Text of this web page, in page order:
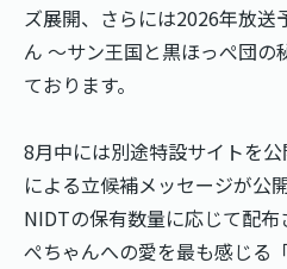
ズ展開、さらには2026年放送
ん ～サン王国と黒ほっぺ団の
ております。
8月中には別途特設サイトを
による立候補メッセージが公
NIDTの保有数量に応じて配
ぺちゃんへの愛を最も感じる